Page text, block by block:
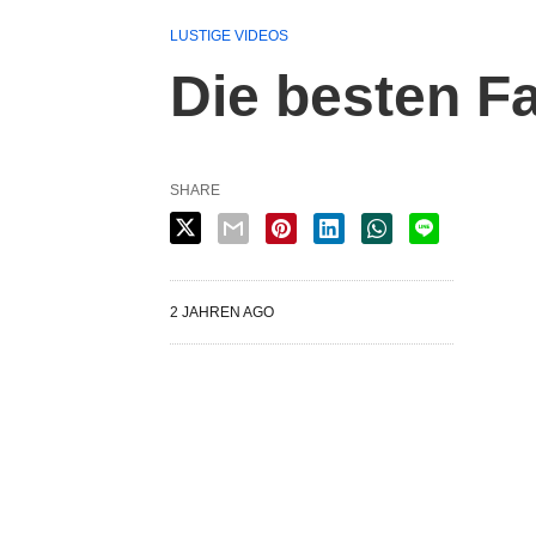
LUSTIGE VIDEOS
Die besten
SHARE
2 JAHREN AGO